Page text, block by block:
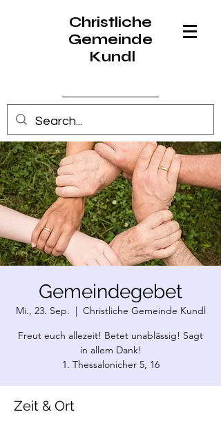
Christliche
Gemeinde
Kundl
Anmelden
Gemeindegebet
Mi., 23. Sep.
  |
Christliche Gemeinde Kundl
Freut euch allezeit! Betet unablässig! Sagt
in allem Dank!
1. Thessalonicher 5, 16
Zeit & Ort